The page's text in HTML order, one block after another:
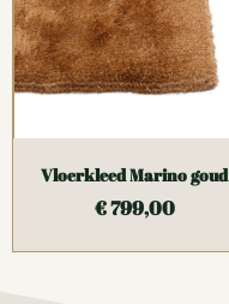
Vloerkleed Marino goud
€799,00